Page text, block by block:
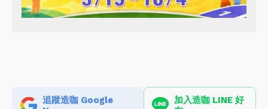
追蹤造咖 Google
加入造咖 LINE 好